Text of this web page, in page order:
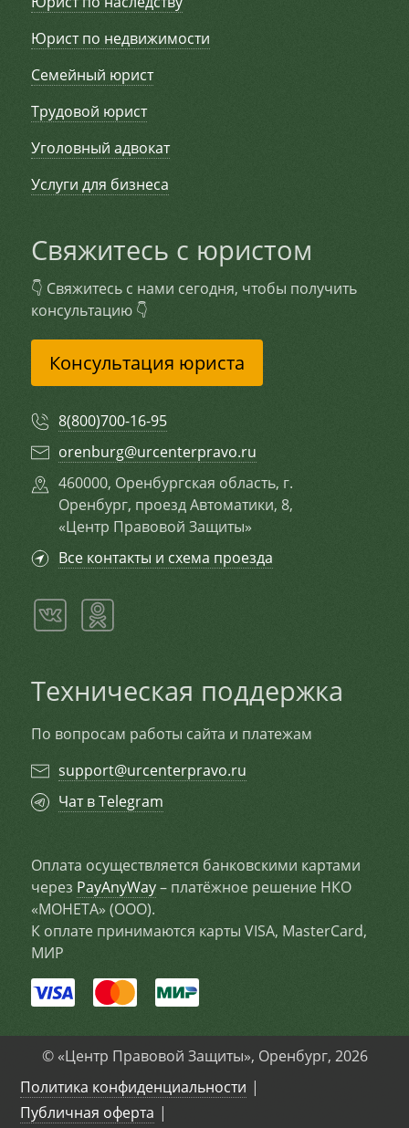
Юрист по недвижимости
Семейный юрист
Трудовой юрист
Уголовный адвокат
Услуги для бизнеса
Свяжитесь с юристом
👇 Свяжитесь с нами сегодня, чтобы получить
консультацию 👇
Консультация юриста
8(800)700-16-95
orenburg@urcenterpravo.ru
460000, Оренбургская область, г.
Оренбург, проезд Автоматики, 8,
«Центр Правовой Защиты»
Все контакты и схема проезда
Техническая поддержка
По вопросам работы сайта и платежам
support@urcenterpravo.ru
Чат в Telegram
Оплата осуществляется банковскими картами
через PayAnyWay– платёжное решение НКО
«МОНЕТА» (ООО).
К оплате принимаются карты VISA, MasterCard,
МИР
© «Центр Правовой Защиты», Оренбург, 2026
Политика конфиденциальности
Публичная оферта